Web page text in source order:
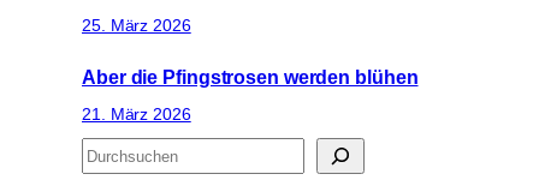
25. März 2026
Aber die Pfingstrosen werden blühen
21. März 2026
S